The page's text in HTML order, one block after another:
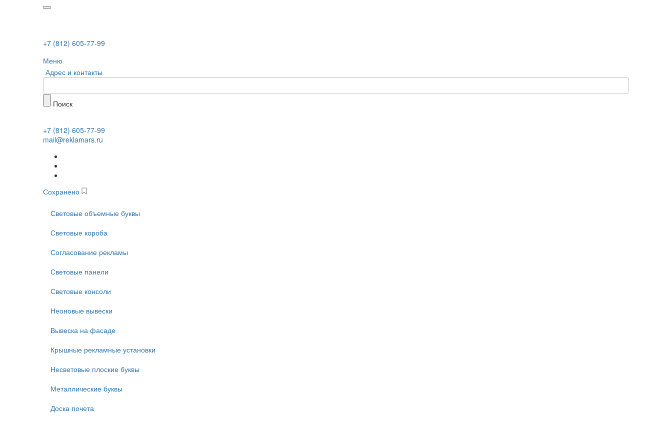
+7 (812) 605-77-99
Меню
Адрес и контакты
Поиск
+7 (812) 605-77-99
mail@reklamars.ru
Сохранено
Световые объемные буквы
Световые короба
Согласование рекламы
Световые панели
Световые консоли
Неоновые вывески
Вывеска на фасаде
Крышные рекламные установки
Несветовые плоские буквы
Металлические буквы
Доска почета